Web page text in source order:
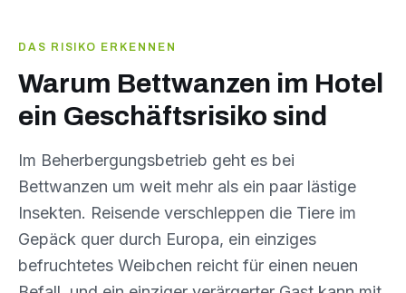
DAS RISIKO ERKENNEN
Warum Bettwanzen im Hotel
ein Geschäftsrisiko sind
Im Beherbergungsbetrieb geht es bei
Bettwanzen um weit mehr als ein paar lästige
Insekten. Reisende verschleppen die Tiere im
Gepäck quer durch Europa, ein einziges
befruchtetes Weibchen reicht für einen neuen